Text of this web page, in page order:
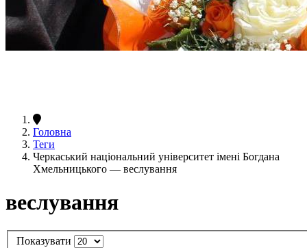
Головна
Теги
Черкаський національний університет імені Богдана
Хмельницького — веслування
веслування
Показувати